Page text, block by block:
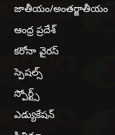
జాతీయం/అంతర్జాతీయం
ఆంధ్ర ప్రదేశ్
కరోనా వైరస్
స్పెషల్స్
స్పోర్ట్స్
ఎడ్యుకేషన్